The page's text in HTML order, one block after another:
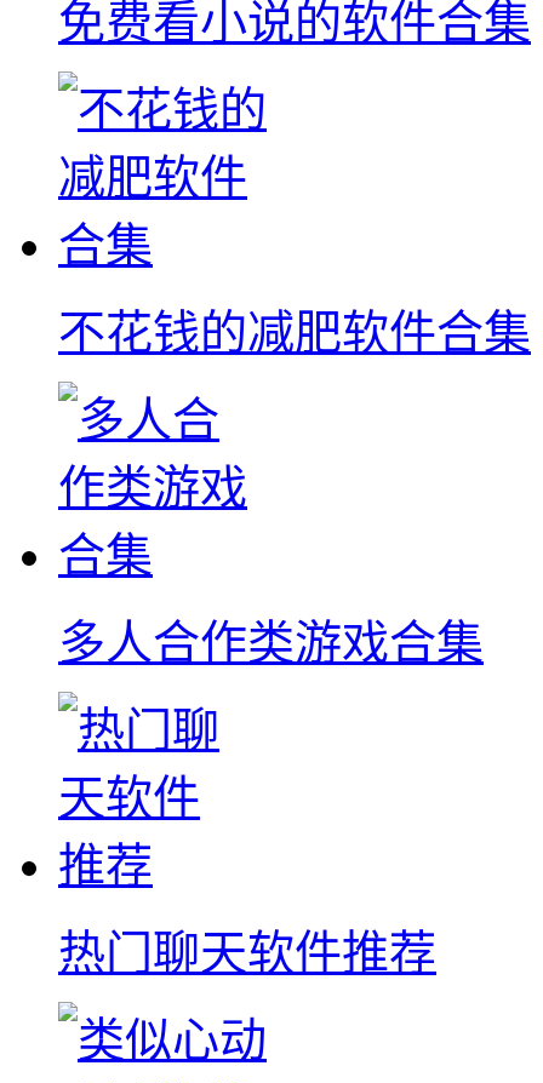
免费看小说的软件合集
不花钱的减肥软件合集
多人合作类游戏合集
热门聊天软件推荐